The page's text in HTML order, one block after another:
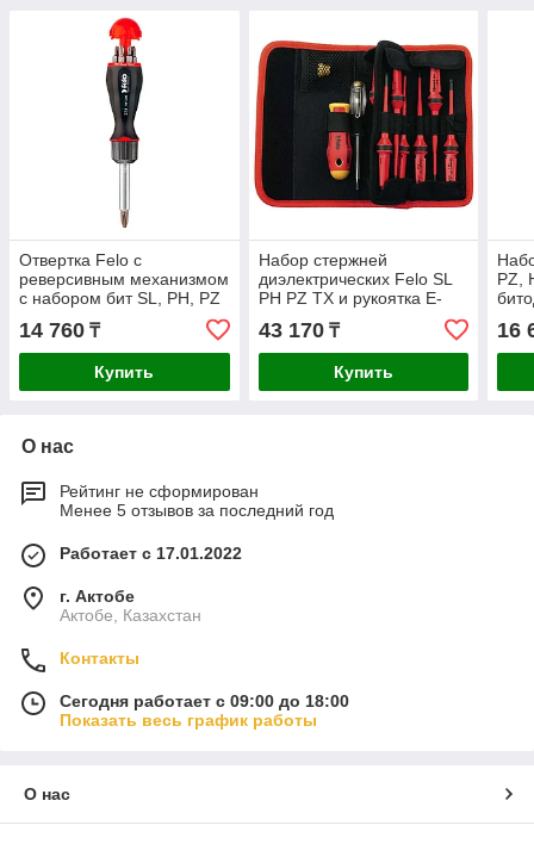
Отвертка Felo с
реверсивным механизмом
с набором бит SL, PH, PZ
8шт. 37400405
14 760 ₸
Купить
Набор стержней
диэлектрических Felo SL
PH PZ TX и рукоятка E-
SMART 12шт. 06381204
43 170₸
Купить
PZ,
16
О нас
Рейтинг не сформирован
Менее 5 отзывов за последний год
Работает с 17.01.2022
г. Актобе
Актобе, Казахстан
Контакты
Сегодня работает с 09:00 до 18:00
Показать весь график работы
О нас